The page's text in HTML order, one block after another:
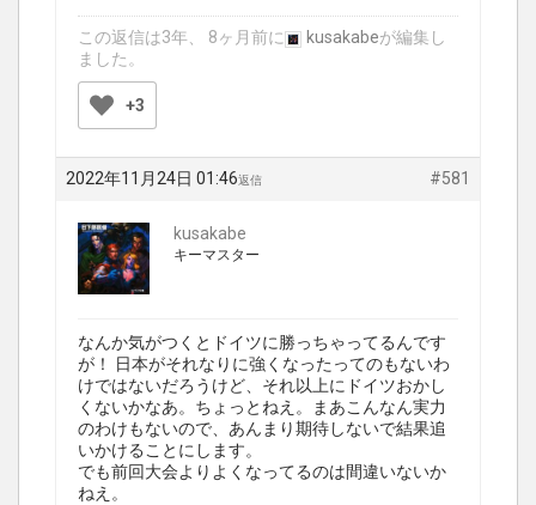
この返信は3年、 8ヶ月前に kusakabeが編集し
ました。
+3
2022年11月24日 01:46 #581
返信
kusakabe
キーマスター
なんか気がつくとドイツに勝っちゃってるんです
が！ 日本がそれなりに強くなったってのもないわ
けではないだろうけど、それ以上にドイツおかし
くないかなあ。ちょっとねえ。まあこんなん実力
のわけもないので、あんまり期待しないで結果追
いかけることにします。
でも前回大会よりよくなってるのは間違いないか
ねえ。